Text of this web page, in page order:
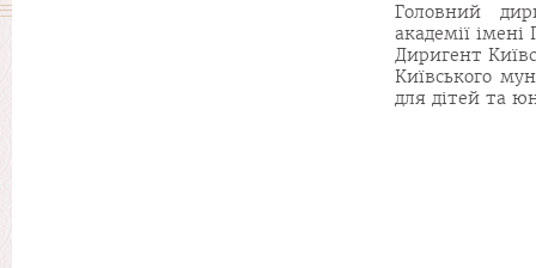
Головний
академії імені
Диригент
Київського
для дітей та